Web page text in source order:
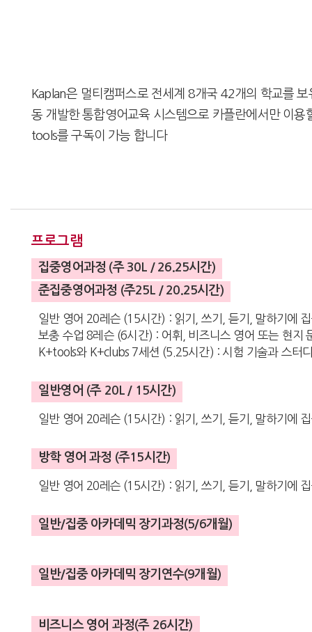
Kaplan은 멀티캠퍼스로 전세계 8개국 42개의 학교를
동 개발한 통합영어교육 시스템으로 카플란에서만 이
tools를 구독이 가능 합니다
프로그램
집중영어과정 (주 30L / 26.25시간)
준집중영어과정 (주25L / 20.25시간)
일반 영어 20레슨 (15시간) : 읽기, 쓰기, 듣기, 말하기에
보충 수업 8레슨 (6시간) : 어휘, 비즈니스 영어 또는 현지
K+tools와 K+clubs 7세션 (5.25시간) : 시험 기술과 스터
일반영어 (주 20L / 15시간)
일반 영어 20레슨 (15시간) : 읽기, 쓰기, 듣기, 말하기에
방학 영어 과정 (주15시간)
일반 영어 20레슨 (15시간) : 읽기, 쓰기, 듣기, 말하기에
일반/집중 아카데믹 장기과정(5/6개월)
일반/집중 아카데믹 장기연수(9개월)
비즈니스 영어 과정(주 26시간)